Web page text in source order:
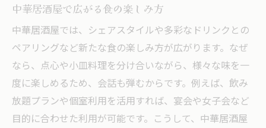
中華居酒屋で広がる食の楽しみ方
中華居酒屋では、シェアスタイルや多彩なドリンクとの
ペアリングなど新たな食の楽しみ方が広がります。なぜ
なら、点心や小皿料理を分け合いながら、様々な味を一
度に楽しめるため、会話も弾むからです。例えば、飲み
放題プランや個室利用を活用すれば、宴会や女子会など
目的に合わせた利用が可能です。こうして、中華居酒屋